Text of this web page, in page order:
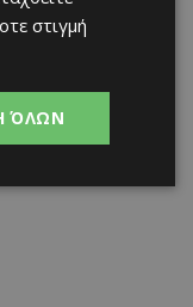
στιγμή
ΌΛΩΝ